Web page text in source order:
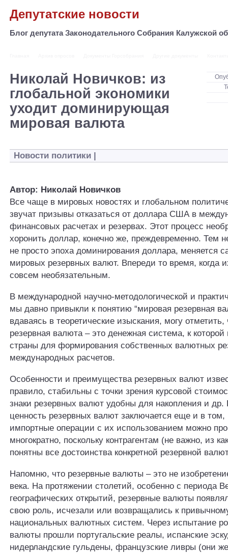
Депутатские новости
Блог депутата Законодательного Собрания Калужской
Николай Новичков: из
глобальной экономики
уходит доминирующая
мировая валюта
Новости политики |
Автор: Николай Новичков
Все чаще в мировых новостях и глобальном
звучат призывы отказаться от доллара США в
финансовых расчетах и резервах. Этот процесс
хоронить доллар, конечно же, преждевременно. Тем
не просто эпоха доминирования доллара, меняется
мировых резервных валют. Впереди то время, когда
совсем необязательным.
В международной научно-методологической и
мы давно привыкли к понятию “мировая резервная
вдаваясь в теоретические изыскания, могу
резервная валюта – это денежная система, к которой
страны для формирования собственных валютных
международных расчетов.
Особенности и преимущества резервных валют
правило, стабильны с точки зрения курсовой
знаки резервных валют удобны для накопления и
ценность резервных валют заключается еще и в том,
импортные операции с их использованием можно
многократно, поскольку контрагентам (не важно, из
понятны все достоинства конкретной резервной
Напомню, что резервные валюты – это не
века. На протяжении столетий, особенно с периода
географических открытий, резервные валюты
свою роль, исчезали или возвращались к
национальных валютных систем. Через испытание
валюты прошли португальские реалы, испанские
нидерландские гульдены, французские ливры (они